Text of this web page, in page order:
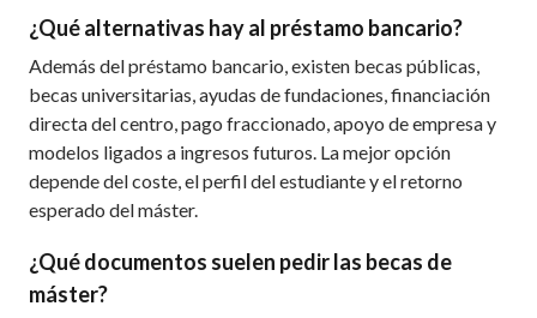
¿Qué alternativas hay al préstamo bancario?
Además del préstamo bancario, existen becas públicas,
becas universitarias, ayudas de fundaciones, financiación
directa del centro, pago fraccionado, apoyo de empresa y
modelos ligados a ingresos futuros. La mejor opción
depende del coste, el perfil del estudiante y el retorno
esperado del máster.
¿Qué documentos suelen pedir las becas de
máster?